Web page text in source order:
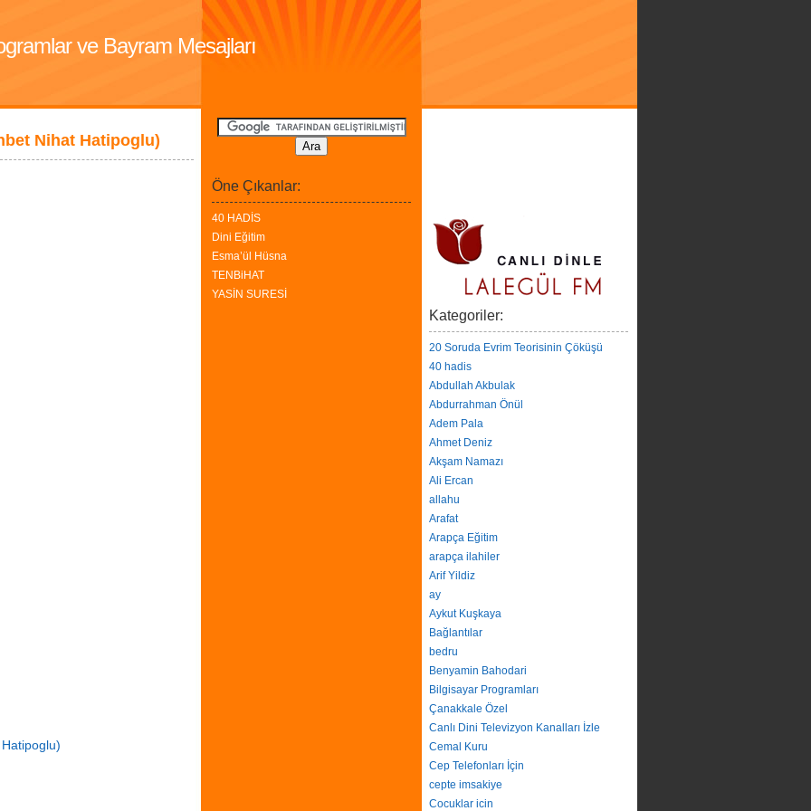
ve Bayram Mesajları
Nihat Hatipoglu)
Öne Çıkanlar:
40 HADİS
Dini Eğitim
Esma’ül Hüsna
TENBiHAT
YASİN SURESİ
Kategoriler:
20 Soruda Evrim Teorisinin Çöküşü
40 hadis
Abdullah Akbulak
Abdurrahman Önül
Adem Pala
Ahmet Deniz
Akşam Namazı
Ali Ercan
allahu
Arafat
Arapça Eğitim
arapça ilahiler
Arif Yildiz
ay
Aykut Kuşkaya
Bağlantılar
bedru
Benyamin Bahodari
Bilgisayar Programları
Çanakkale Özel
Canlı Dini Televizyon Kanalları İzle
Cemal Kuru
Cep Telefonları İçin
cepte imsakiye
Cocuklar icin